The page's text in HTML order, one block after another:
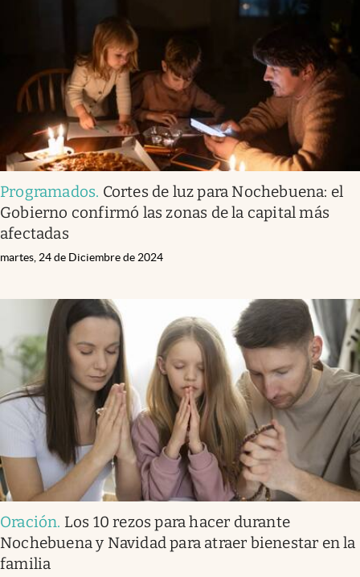
Programados. Cortes de luz para Nochebuena: el
Gobierno confirmó las zonas de la capital más
afectadas
martes, 24 de Diciembre de 2024
Oración. Los 10 rezos para hacer durante
Nochebuena y Navidad para atraer bienestar en la
familia